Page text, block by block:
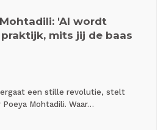
'AI wordt
mits jij de baas
een stille revolutie, stelt
Mohtadili. Waar…